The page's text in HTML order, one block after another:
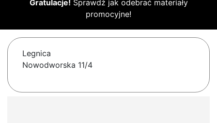
Gratulacje! Sprawdź jak odebrać materiały
promocyjne!
Legnica
Nowodworska 11/4